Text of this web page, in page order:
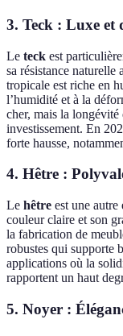
3. Teck : Luxe et
Le teck est
sa résistance naturelle
tropicale est riche en
l’humidité et à la
cher, mais la longévité
investissement. En
forte hausse,
4. Hêtre :
Le hêtre est une autre
couleur claire et son
la fabrication de
robustes qui supporte
applications où la
rapportent un haut
5. Noyer :